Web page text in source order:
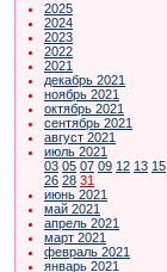
2025
2024
2023
2022
2021
декабрь 2021
ноябрь 2021
октябрь 2021
сентябрь 2021
август 2021
июль 2021
03 05 07 09 12 13 15
26 28 31
июнь 2021
май 2021
апрель 2021
март 2021
февраль 2021
январь 2021